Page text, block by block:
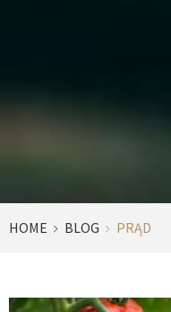
HOME BLOG PRĄD